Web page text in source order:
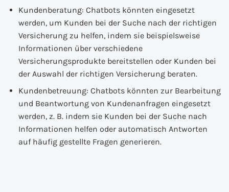
Kundenberatung: Chatbots könnten eingesetzt
werden, um Kunden bei der Suche nach der richtigen
Versicherung zu helfen, indem sie beispielsweise
Informationen über verschiedene
Versicherungsprodukte bereitstellen oder Kunden bei
der Auswahl der richtigen Versicherung beraten.
Kundenbetreuung: Chatbots könnten zur Bearbeitung
und Beantwortung von Kundenanfragen eingesetzt
werden, z. B. indem sie Kunden bei der Suche nach
Informationen helfen oder automatisch Antworten
auf häufig gestellte Fragen generieren.